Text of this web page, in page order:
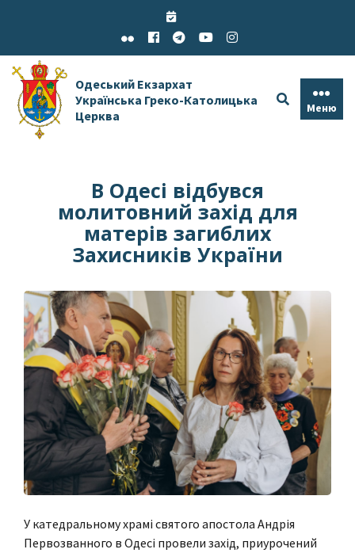
Одеський Екзархат
Українська Греко-Католицька
Церква
Меню
В Одесі відбувся
молитовний захід для
матерів загиблих
Захисників України
У катедральному храмі святого апостола Андрія
Первозванного в Одесі провели захід, приурочений